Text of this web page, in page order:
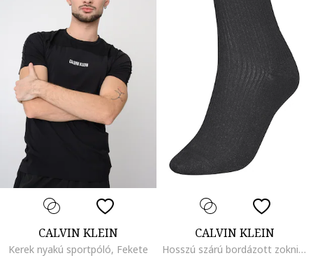
CALVIN KLEIN
Kerek nyakú sportpóló, Fekete
CALVIN KLEIN
Hosszú szárú bordázott zokni, Antracitszürke